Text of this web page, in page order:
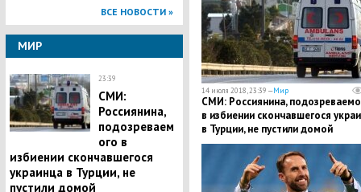
ВСЕ НОВОСТИ »
МИР
23:39
СМИ:
Россиянина,
подозреваем
ого в
избиении скончавшегося
украинца в Турции, не
пустили домой
14 июля 2018, 23:39 —Мир
СМИ: Россиянина,
в избиении скончавшегося
в Турции, не пустили домой